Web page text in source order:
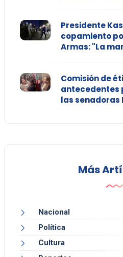
Presidente
copamiento
Armas: "La
Comisión de
antecedentes
las senadoras
Más
Nacional
Política
Cultura